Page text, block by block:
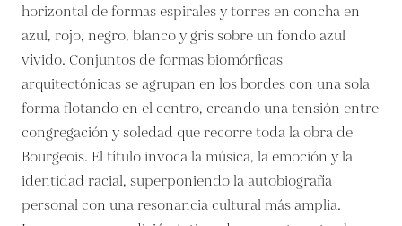
horizontal de formas espirales y torres en concha en
azul, rojo, negro, blanco y gris sobre un fondo azul
vívido. Conjuntos de formas biomórficas
arquitectónicas se agrupan en los bordes con una sola
forma flotando en el centro, creando una tensión entre
congregación y soledad que recorre toda la obra de
Bourgeois. El título invoca la música, la emoción y la
identidad racial, superponiendo la autobiografía
personal con una resonancia cultural más amplia.